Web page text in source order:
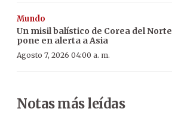
Mundo
Un misil balístico de Corea del Norte
pone en alerta a Asia
Agosto 7, 2026 04:00 a. m.
Notas más leídas